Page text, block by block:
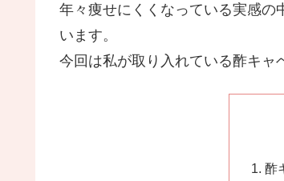
年々痩せにくくなっている実感の
います。
今回は私が取り入れている酢キャ
酢